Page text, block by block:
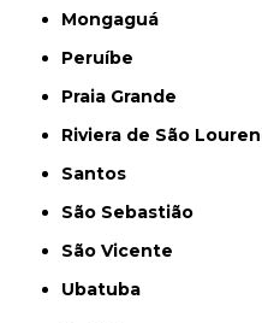
Mongaguá
Peruíbe
Praia Grande
Riviera de São
Santos
São Sebastião
São Vicente
Ubatuba